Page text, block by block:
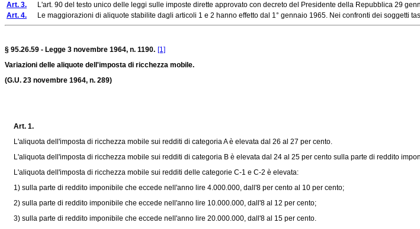
Art. 3. L'art. 90 del testo unico delle leggi sulle imposte dirette approvato con decreto del Presidente della Repubblica 29
Art. 4. Le maggiorazioni di aliquote stabilite dagli articoli 1 e 2 hanno effetto dal 1° gennaio 1965. Nei confronti dei soggetti
§ 95.26.59 - Legge 3 novembre 1964, n. 1190. [1]
Variazioni delle aliquote dell'imposta di ricchezza mobile.
(G.U. 23 novembre 1964, n. 289)
Art. 1.
L'aliquota dell'imposta di ricchezza mobile sui redditi di categoria A è elevata dal 26 al 27 per cento.
L'aliquota dell'imposta di ricchezza mobile sui redditi di categoria B è elevata dal 24 al 25 per cento sulla parte di reddito
L'aliquota dell'imposta di ricchezza mobile sui redditi delle categorie C-1 e C-2 è elevata:
1) sulla parte di reddito imponibile che eccede nell'anno lire 4.000.000, dall'8 per cento al 10 per cento;
2) sulla parte di reddito imponibile che eccede nell'anno lire 10.000.000, dall'8 al 12 per cento;
3) sulla parte di reddito imponibile che eccede nell'anno lire 20.000.000, dall'8 al 15 per cento.